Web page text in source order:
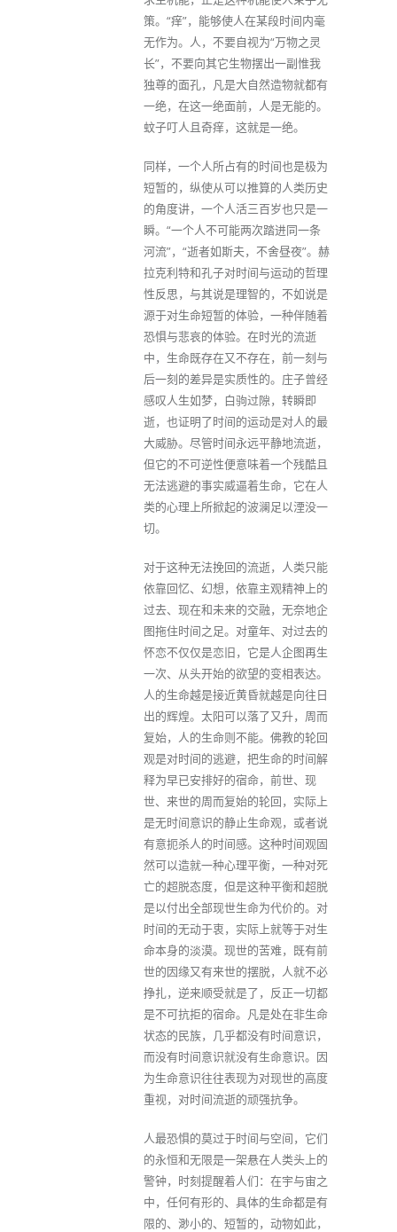
策。“痒”，能够使人在某段时间内毫
无作为。人，不要自视为“万物之灵
长”，不要向其它生物摆出一副惟我
独尊的面孔，凡是大自然造物就都有
一绝，在这一绝面前，人是无能的。
蚊子叮人且奇痒，这就是一绝。
同样，一个人所占有的时间也是极为
短暂的，纵使从可以推算的人类历史
的角度讲，一个人活三百岁也只是一
瞬。“一个人不可能两次踏进同一条
河流”，“逝者如斯夫，不舍昼夜”。赫
拉克利特和孔子对时间与运动的哲理
性反思，与其说是理智的，不如说是
源于对生命短暂的体验，一种伴随着
恐惧与悲哀的体验。在时光的流逝
中，生命既存在又不存在，前一刻与
后一刻的差异是实质性的。庄子曾经
感叹人生如梦，白驹过隙，转瞬即
逝，也证明了时间的运动是对人的最
大威胁。尽管时间永远平静地流逝，
但它的不可逆性便意味着一个残酷且
无法逃避的事实威逼着生命，它在人
类的心理上所掀起的波澜足以湮没一
切。
对于这种无法挽回的流逝，人类只能
依靠回忆、幻想，依靠主观精神上的
过去、现在和未来的交融，无奈地企
图拖住时间之足。对童年、对过去的
怀恋不仅仅是恋旧，它是人企图再生
一次、从头开始的欲望的变相表达。
人的生命越是接近黄昏就越是向往日
出的辉煌。太阳可以落了又升，周而
复始，人的生命则不能。佛教的轮回
观是对时间的逃避，把生命的时间解
释为早已安排好的宿命，前世、现
世、来世的周而复始的轮回，实际上
是无时间意识的静止生命观，或者说
有意扼杀人的时间感。这种时间观固
然可以造就一种心理平衡，一种对死
亡的超脱态度，但是这种平衡和超脱
是以付出全部现世生命为代价的。对
时间的无动于衷，实际上就等于对生
命本身的淡漠。现世的苦难，既有前
世的因缘又有来世的摆脱，人就不必
挣扎，逆来顺受就是了，反正一切都
是不可抗拒的宿命。凡是处在非生命
状态的民族，几乎都没有时间意识，
而没有时间意识就没有生命意识。因
为生命意识往往表现为对现世的高度
重视，对时间流逝的顽强抗争。
人最恐惧的莫过于时间与空间，它们
的永恒和无限是一架悬在人类头上的
警钟，时刻提醒着人们：在宇与宙之
中，任何有形的、具体的生命都是有
限的、渺小的、短暂的，动物如此，